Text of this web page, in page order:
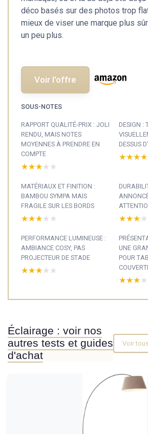
déco basés sur des photos trop
mieux de viser une marque plus
un peu plus.
Voir l'offre
SOUS-NOTES
RAPPORT QUALITÉ-PRIX : JOLI
RENDU, MAIS NOTES
MOYENNES À PRENDRE EN
COMPTE
★★★★★
★★★★★
DESIGN :
DESSUS
MATÉRIAUX ET FINITION :
BAMBOU SYMPA MAIS
FRAGILE SUR LES BORDS
★★★★★
★★★★★
PERFORMANCE LUMINEUSE :
AMBIANCE COSY, PAS
PROJECTEUR DE STADE
★★★★★
★★★★★
UNE
POUR
Éclairage : voir nos
autres tests et guides
d'achat
Voir